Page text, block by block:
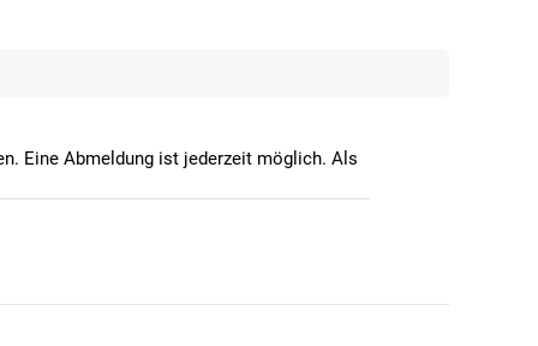
Eine Abmeldung ist jederzeit möglich. Als